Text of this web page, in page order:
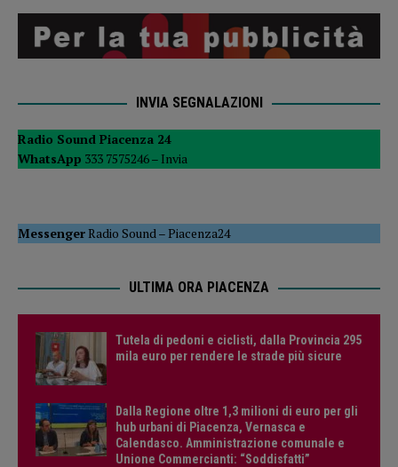
INVIA SEGNALAZIONI
Radio Sound Piacenza 24
WhatsApp 333 7575246 – Invia
MessengerRadio Sound –Piacenza24
ULTIMA ORA PIACENZA
Tutela di pedoni e ciclisti, dalla Provincia 295
mila euro per rendere le strade più sicure
Dalla Regione oltre 1,3 milioni di euro per gli
hub urbani di Piacenza, Vernasca e
Calendasco. Amministrazione comunale e
Unione Commercianti: “Soddisfatti”